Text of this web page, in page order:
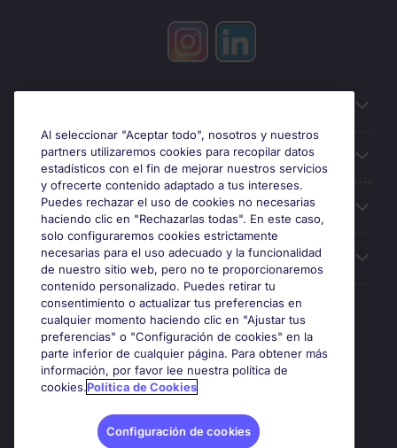
Búsqueda de empleo
Oficinas
Sobre Michael Page
Premios y certificaciones
Al seleccionar "Aceptar todo", nosotros y nuestros
partners utilizaremos cookies para recopilar datos
estadísticos con el fin de mejorar nuestros servicios
y ofrecerte contenido adaptado a tus intereses.
Puedes rechazar el uso de cookies no necesarias
haciendo clic en "Rechazarlas todas". En este caso,
solo configuraremos cookies estrictamente
necesarias para el uso adecuado y la funcionalidad
de nuestro sitio web, pero no te proporcionaremos
contenido personalizado. Puedes retirar tu
consentimiento o actualizar tus preferencias en
cualquier momento haciendo clic en "Ajustar tus
preferencias" o "Configuración de cookies" en la
parte inferior de cualquier página. Para obtener más
información, por favor lee nuestra política de
cookies.Política de Cookies
Configuración de cookies